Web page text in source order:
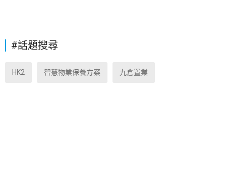
#話題搜尋
HK2 智慧物業保養方案 九倉置業